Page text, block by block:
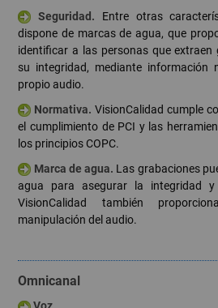
Seguridad. Entre otras
dispone de marcas de agua, que
identificar a las personas que
su integridad, mediante información
propio audio.
Normativa.VisionCalidad cumple
el cumplimiento de PCI y las
los principios COPC.
Marca de agua. Las grabaciones
agua para asegurar la integridad y
VisionCalidad también
manipulación del audio.
Omnicanal